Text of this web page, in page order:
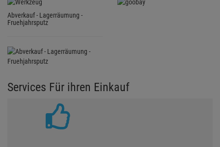
Abverkauf - Lagerräumung -
Fruehjahrsputz
Services Für ihren Einkauf